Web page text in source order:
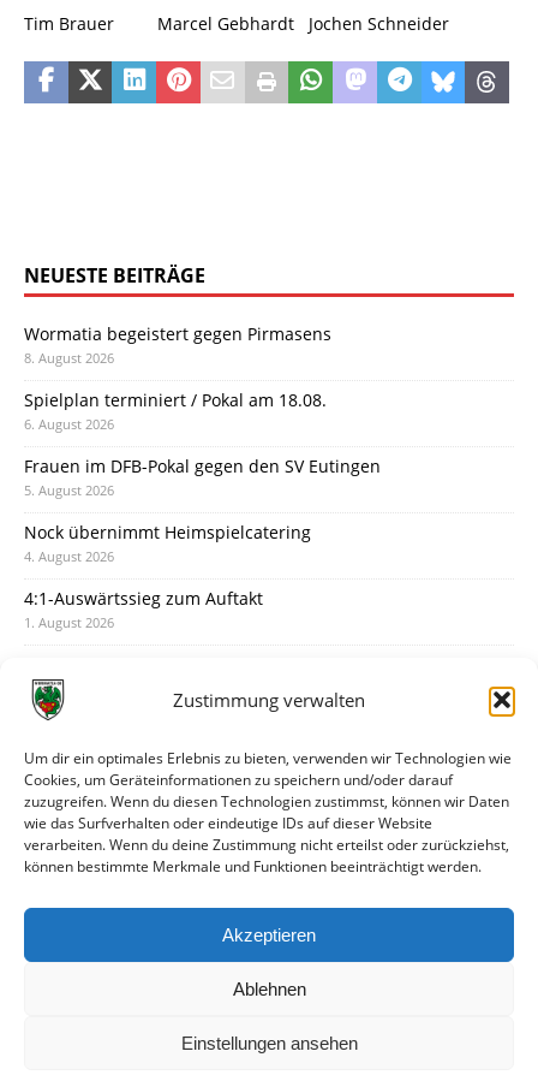
Zustimmung verwalten
Um dir ein optimales Erlebnis zu bieten, verwenden wir Technologien wie
Cookies, um Geräteinformationen zu speichern und/oder darauf
zuzugreifen. Wenn du diesen Technologien zustimmst, können wir Daten
wie das Surfverhalten oder eindeutige IDs auf dieser Website
verarbeiten. Wenn du deine Zustimmung nicht erteilst oder zurückziehst,
können bestimmte Merkmale und Funktionen beeinträchtigt werden.
Akzeptieren
Ablehnen
Einstellungen ansehen
Tim Brauer Marcel Gebhardt Jochen Schneider
NEUESTE BEITRÄGE
Wormatia begeistert gegen Pirmasens
8. August 2026
Spielplan terminiert / Pokal am 18.08.
6. August 2026
Frauen im DFB-Pokal gegen den SV Eutingen
5. August 2026
Nock übernimmt Heimspielcatering
4. August 2026
4:1-Auswärtssieg zum Auftakt
1. August 2026
31. Juli 2026
30. Juli 2026
Deine Spielminute: 89+1
28. Juli 2026
Neuer Rückensponsor
Neue Podcast-Folge: So tickt Björn!
27. Juli 2026